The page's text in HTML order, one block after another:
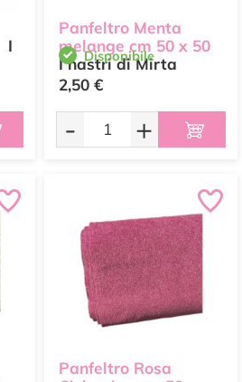
I
Panfeltro Menta
melange cm 50 x 50
I nastri di Mirta
Disponibile
2,50 €
- +
Panfeltro Rosa